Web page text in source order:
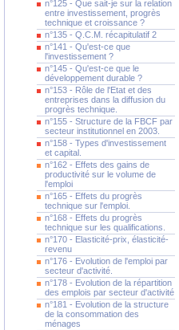
n°125 - Que sait-je sur la relation
entre investissement, progrès
technique et croissance ?
n°135 - Q.C.M. récapitulatif 2
n°141 - Qu'est-ce que
l'investissement ?
n°145 - Qu'est-ce que le
développement durable ?
n°153 - Rôle de l'Etat et des
entreprises dans la diffusion du
progrès technique.
n°155 - Structure de la FBCF par
secteur institutionnel en 2003.
n°158 - Types d'investissement
et capital.
n°162 - Effets des gains de
productivité sur le volume de
l'emploi
n°165 - Effets du progrès
technique sur l'emploi.
n°168 - Effets du progrès
technique sur les qualifications.
n°170 - Elasticité-prix, élasticité-
revenu
n°176 - Evolution de l'emploi par
secteur d'activité.
n°178 - Evolution de la répartition
des emplois par secteur d'activité
n°181 - Evolution de la structure
de la consommation des
ménages